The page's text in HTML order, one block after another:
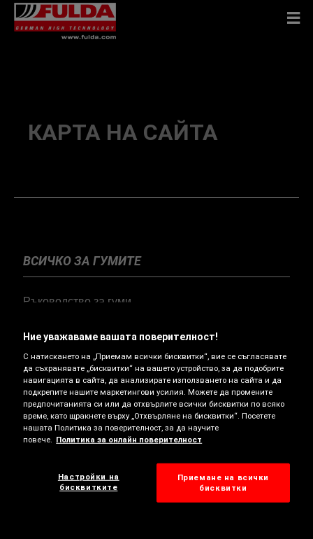
КАРТА НА САЙТА
ВСИЧКО ЗА ГУМИТЕ
Ръководство за гуми
Независими изпитвания на гумите
СЕЗОННИ ГУМИ
Бъдете подготвени за всеки сезон
Трябва ли да купувате зимни гуми?
Ние уважаваме вашата поверителност!
С натискането на „Приемам всички бисквитки“, вие се съгласявате
да съхранявате „бисквитки“ на вашето устройство, за да подобрите
навигацията в сайта, да анализирате използването на сайта и да
подкрепите нашите маркетингови усилия. Можете да промените
предпочитанията си или да отхвърлите всички бисквитки по всяко
време, като щракнете върху „Отхвърляне на бисквитки“. Посетете
нашата Политика за поверителност, за да научите
повече. Политика за онлайн поверителност
Настройки на
бисквитките
Приемане на всички
бисквитки